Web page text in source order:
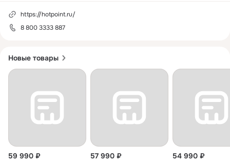
Новые товары
59 990 ₽
57 990 ₽
54 990 ₽
https://hotpoint.ru/
8 800 3333 887